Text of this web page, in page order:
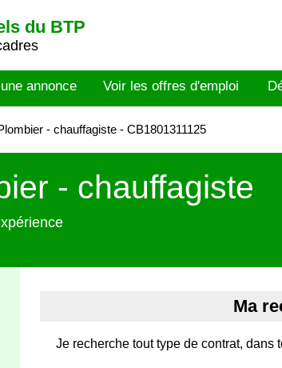
du BTP
annonce Voir les offres d'emploi
- chauffagiste - CB1801311125
- chauffagiste
Ma
Je recherche tout type de contrat, dans